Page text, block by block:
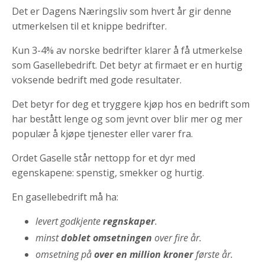
Det er Dagens Næringsliv som hvert år gir denne
utmerkelsen til et knippe bedrifter.
Kun 3-4% av norske bedrifter klarer å få utmerkelse
som Gasellebedrift. Det betyr at firmaet er en hurtig
voksende bedrift med gode resultater.
Det betyr for deg et tryggere kjøp hos en bedrift som
har bestått lenge og som jevnt over blir mer og mer
populær å kjøpe tjenester eller varer fra.
Ordet Gaselle står nettopp for et dyr med
egenskapene: spenstig, smekker og hurtig.
En gasellebedrift må ha:
levert godkjenteregnskaper.
minstdoblet omsetningen over fire år.
omsetning påover en million kronerførste år.